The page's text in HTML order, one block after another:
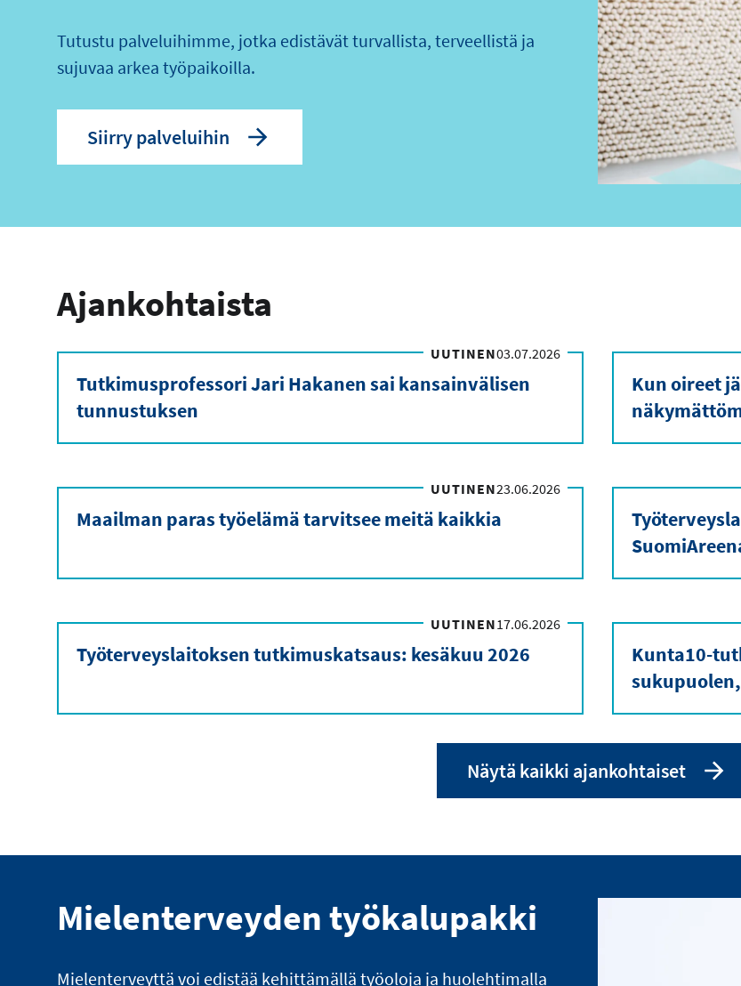
Tutustu palveluihimme, jotka edistävät turvallista, terveellistä ja
sujuvaa arkea työpaikoilla.
Siirry palveluihin
Ajankohtaista
UUTINEN03.07.2026
Tutkimusprofessori Jari Hakanen sai kansainvälisen
tunnustuksen
Kun oireet
UUTINEN23.06.2026
Maailman paras työelämä tarvitsee meitä kaikkia
UUTINEN17.06.2026
Työterveyslaitoksen tutkimuskatsaus: kesäkuu 2026
Kunta10-
Näytä kaikki ajankohtaiset
Mielenterveyden työkalupakki
Mielenterveyttä voi edistää kehittämällä työoloja ja huolehtimalla